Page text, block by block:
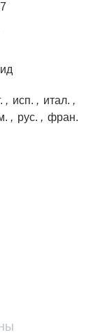
, исп. , итал. ,
, рус. , фран.